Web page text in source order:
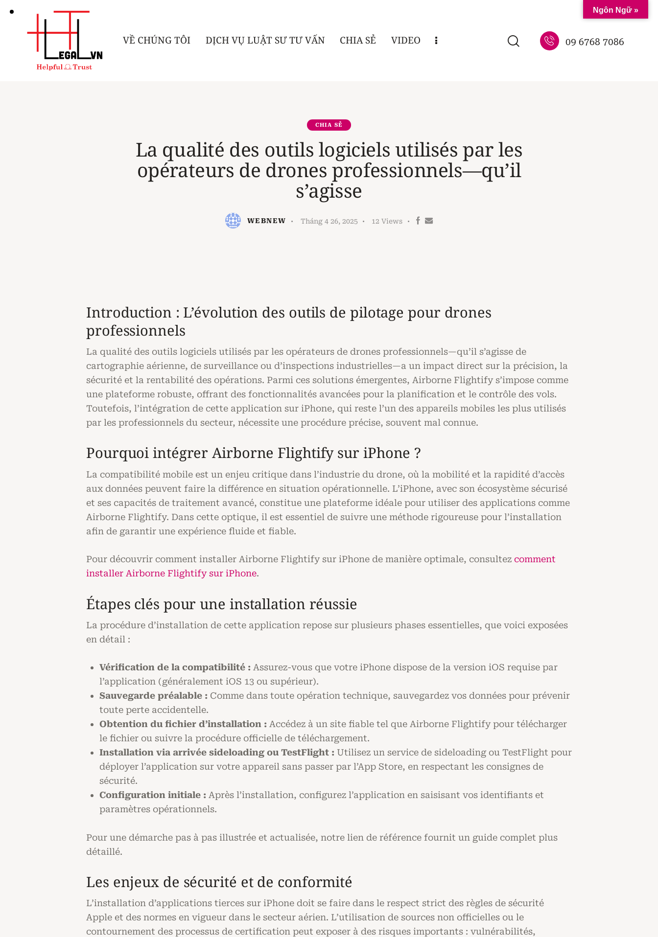
VỀ CHÚNG TÔI DỊCH VỤ LUẬT SƯ TƯ VẤN CHIA SẺ VIDEO 09 6768 7086
CHIA SẺ
La qualité des outils logiciels utilisés par les
opérateurs de drones professionnels—qu’il
s’agisse
WEBNEW Tháng 4 26, 2025 12 Views
Introduction : L’évolution des outils de pilotage pour drones
professionnels
La qualité des outils logiciels utilisés par les opérateurs de drones professionnels—qu’il s’agisse de
cartographie aérienne, de surveillance ou d’inspections industrielles—a un impact direct sur la précision, la
sécurité et la rentabilité des opérations. Parmi ces solutions émergentes, Airborne Flightify s’impose comme
une plateforme robuste, offrant des fonctionnalités avancées pour la planification et le contrôle des vols.
Toutefois, l’intégration de cette application sur iPhone, qui reste l’un des appareils mobiles les plus utilisés
par les professionnels du secteur, nécessite une procédure précise, souvent mal connue.
Pourquoi intégrer Airborne Flightify sur iPhone ?
La compatibilité mobile est un enjeu critique dans l’industrie du drone, où la mobilité et la rapidité d’accès
aux données peuvent faire la différence en situation opérationnelle. L’iPhone, avec son écosystème sécurisé
et ses capacités de traitement avancé, constitue une plateforme idéale pour utiliser des applications comme
Airborne Flightify. Dans cette optique, il est essentiel de suivre une méthode rigoureuse pour l’installation
afin de garantir une expérience fluide et fiable.
Pour découvrir comment installer Airborne Flightify sur iPhone de manière optimale, consultez comment
installer Airborne Flightify sur iPhone.
Étapes clés pour une installation réussie
La procédure d’installation de cette application repose sur plusieurs phases essentielles, que voici exposées
en détail :
Vérification de la compatibilité : Assurez-vous que votre iPhone dispose de la version iOS requise par
l’application (généralement iOS 13 ou supérieur).
Sauvegarde préalable : Comme dans toute opération technique, sauvegardez vos données pour prévenir
toute perte accidentelle.
Obtention du fichier d’installation : Accédez à un site fiable tel que Airborne Flightify pour télécharger
le fichier ou suivre la procédure officielle de téléchargement.
Installation via arrivée sideloading ou TestFlight : Utilisez un service de sideloading ou TestFlight pour
déployer l’application sur votre appareil sans passer par l’App Store, en respectant les consignes de
sécurité.
Configuration initiale : Après l’installation, configurez l’application en saisisant vos identifiants et
paramètres opérationnels.
Pour une démarche pas à pas illustrée et actualisée, notre lien de référence fournit un guide complet plus
détaillé.
Les enjeux de sécurité et de conformité
L’installation d’applications tierces sur iPhone doit se faire dans le respect strict des règles de sécurité
Apple et des normes en vigueur dans le secteur aérien. L’utilisation de sources non officielles ou le
contournement des processus de certification peut exposer à des risques importants : vulnérabilités,
Ngôn Ngữ »